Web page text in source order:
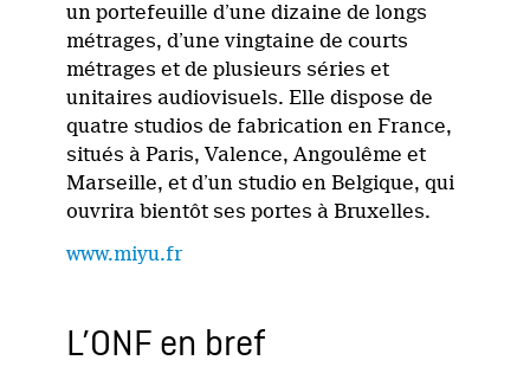
un portefeuille d’une dizaine de longs
métrages, d’une vingtaine de courts
métrages et de plusieurs séries et
unitaires audiovisuels. Elle dispose de
quatre studios de fabrication en France,
situés à Paris, Valence, Angoulême et
Marseille, et d’un studio en Belgique, qui
ouvrira bientôt ses portes à Bruxelles.
www.miyu.fr
L’ONF en bref